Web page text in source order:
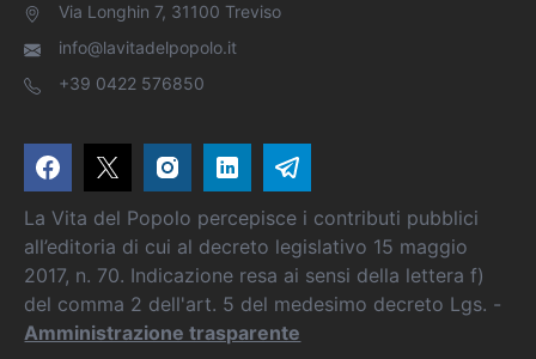
Via Longhin 7, 31100 Treviso
info@lavitadelpopolo.it
+39 0422 576850
La Vita del Popolo percepisce i contributi pubblici
all’editoria di cui al decreto legislativo 15 maggio
2017, n. 70. Indicazione resa ai sensi della lettera f)
del comma 2 dell'art. 5 del medesimo decreto Lgs. -
Amministrazione trasparente